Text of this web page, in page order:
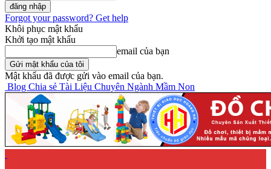
Forgot your password? Get help
Khôi phục mật khẩu
Khởi tạo mật khẩu
email của bạn
Mật khẩu đã được gửi vào email của bạn.
Blog Chia sẻ Tài Liệu Chuyên Ngành Mầm Non